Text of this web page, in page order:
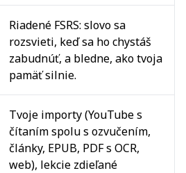
Riadené FSRS: slovo sa
rozsvieti, keď sa ho chystáš
zabudnúť, a bledne, ako tvoja
pamäť silnie.
Tvoje importy (YouTube s
čítaním spolu s ozvučením,
články, EPUB, PDF s OCR,
web), lekcie zdieľané